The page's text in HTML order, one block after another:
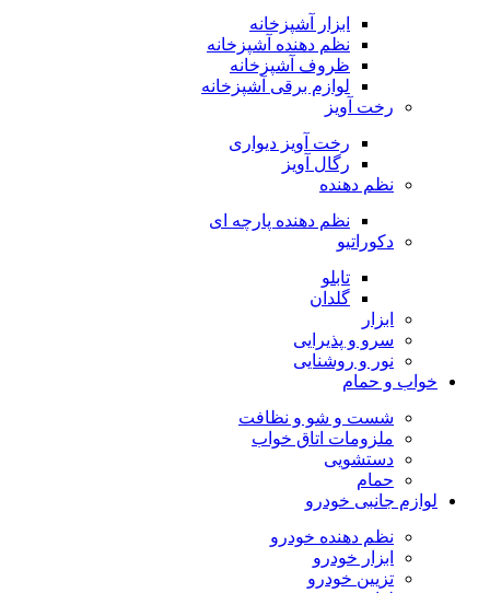
ابزار آشپزخانه
نظم دهنده آشپزخانه
ظروف آشپزخانه
لوازم برقی آشپزخانه
رخت آویز
رخت آویز دیواری
رگال آویز
نظم دهنده
نظم دهنده پارچه ای
دکوراتیو
تابلو
گلدان
ابزار
سرو و پذیرایی
نور و روشنایی
خواب و حمام
شست و شو و نظافت
ملزومات اتاق خواب
دستشویی
حمام
لوازم جانبی خودرو
نظم دهنده خودرو
ابزار خودرو
تزیین خودرو